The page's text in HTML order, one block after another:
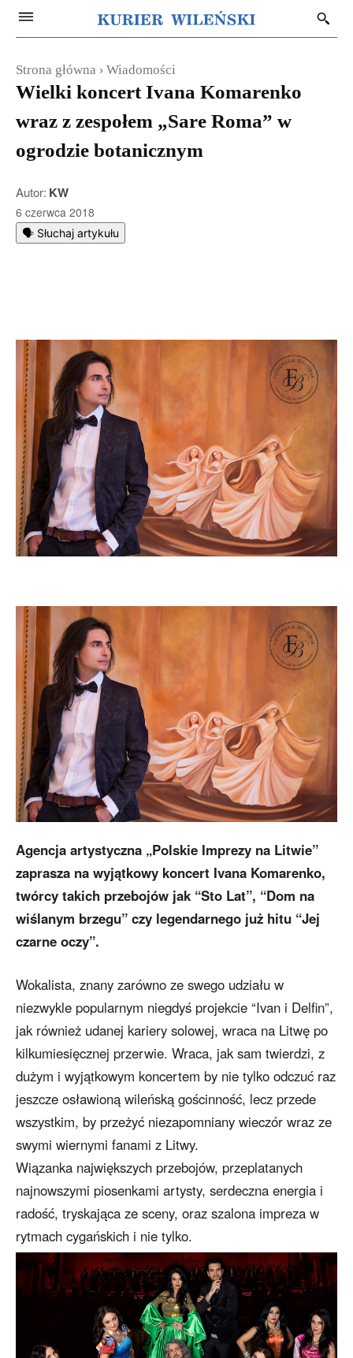
Strona główna Wiadomości
Wielki koncert Ivana Komarenko
wraz z zespołem „Sare Roma” w
ogrodzie botanicznym
Autor: KW
6 czerwca 2018
🗣️ Słuchaj artykułu
Agencja artystyczna „Polskie Imprezy na Litwie”
zaprasza na wyjątkowy koncert Ivana Komarenko,
twórcy takich przebojów jak “Sto Lat”, “Dom na
wiślanym brzegu” czy legendarnego już hitu “Jej
czarne oczy”.
Wokalista, znany zarówno ze swego udziału w
niezwykle popularnym niegdyś projekcie “Ivan i Delfin”,
jak również udanej kariery solowej, wraca na Litwę po
kilkumiesięcznej przerwie. Wraca, jak sam twierdzi, z
dużym i wyjątkowym koncertem by nie tylko odczuć raz
jeszcze osławioną wileńską gościnność, lecz przede
wszystkim, by przeżyć niezapomniany wieczór wraz ze
swymi wiernymi fanami z Litwy.
Wiązanka największych przebojów, przeplatanych
najnowszymi piosenkami artysty, serdeczna energia i
radość, tryskająca ze sceny, oraz szalona impreza w
rytmach cygańskich i nie tylko.